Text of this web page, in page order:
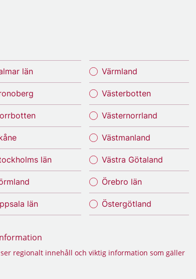
län
län
län
Värmland
Västerbotten
Västernorrland
Västmanland
Västra Götaland
Örebro län
Östergötland
regionalt innehåll och viktig information som gäller